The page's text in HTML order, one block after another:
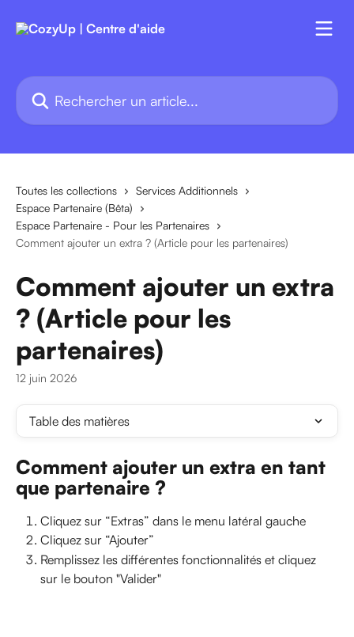
Rechercher un article...
Toutes les collections
Services Additionnels
Espace Partenaire (Bêta)
Espace Partenaire - Pour les Partenaires
Comment ajouter un extra ? (Article pour les partenaires)
Comment ajouter un extra
? (Article pour les
partenaires)
12 juin 2026
Table des matières
Comment ajouter un extra en tant
que partenaire ?
Cliquez sur “Extras” dans le menu latéral gauche
Cliquez sur “Ajouter”
Remplissez les différentes fonctionnalités et cliquez
sur le bouton "Valider"